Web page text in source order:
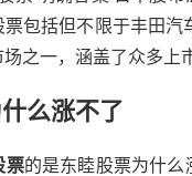
票包括但不限于丰田
之一，涵盖了众多上
么涨不了
票的是东睦股票为什么